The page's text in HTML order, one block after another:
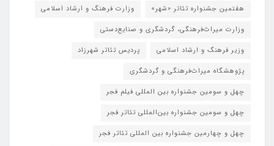
هفتمین جشنواره تئاتر «شهر»
وزارت فرهنگ و ارشاد اسلامی
وزارت میراث‌فرهنگی، گردشگری و صنایع‌دستی
وزیر فرهنگ و ارشاد اسلامی
پردیس تئاتر شهرزاد
پژوهشگاه میراث‌فرهنگی و گردشگری
چهل و سومین جشنواره بین المللی فیلم فجر
چهل و سومین جشنواره بین‌المللی تئاتر فجر
چهل و چهارمین جشنواره بین المللی تئاتر فجر